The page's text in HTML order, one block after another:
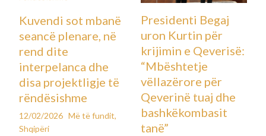
Kuvendi sot mbanë
seancë plenare, në
rend dite
interpelanca dhe
disa projektligje të
rëndësishme
12/02/2026 Më të fundit,
Shqipëri
Presidenti Begaj
uron Kurtin për
krijimin e Qeverisë:
“Mbështetje
vëllazërore për
Qeverinë tuaj dhe
bashkëkombasit
tanë”